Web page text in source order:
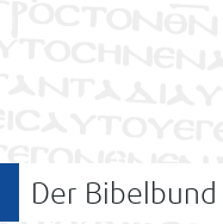
Der Bibelbund